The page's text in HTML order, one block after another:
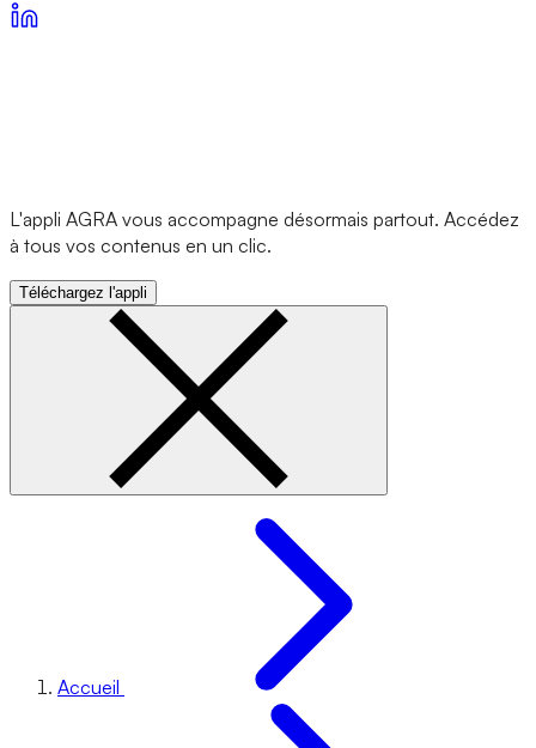
L'appli AGRA vous accompagne désormais partout. Accédez
à tous vos contenus en un clic.
Téléchargez l'appli
Accueil